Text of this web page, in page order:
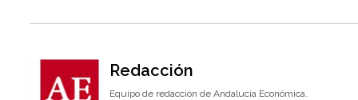
Redacción
Equipo de redacción de Andalucía Económica.